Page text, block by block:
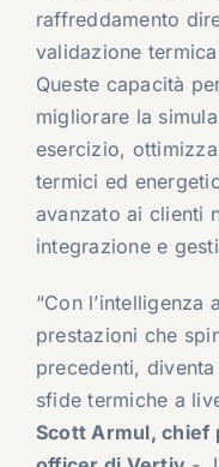
raffreddamento
validazione
Queste capacità
migliorare la
esercizio,
termici ed
avanzato ai clienti
integrazione e
“Con
prestazioni che
precedenti,
sfide termiche a
Scott Armul, chief